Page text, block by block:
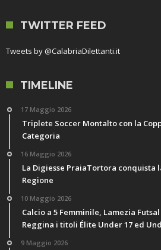
TWITTER FEED
Tweets by @CalabriaDilettanti.it
TIMELINE
17 Maggio 2026
Triplete Soccer Montalto con la
Categoria
16 Maggio 2026
La Digiesse PraiaTortora conquista
Regione
10 Maggio 2026
Calcio a 5 Femminile, Lamezia
Reggina i titoli Élite Under 17 ed
9 Maggio 2026